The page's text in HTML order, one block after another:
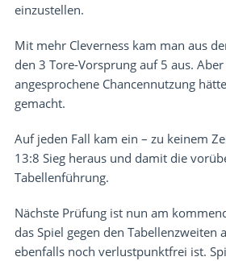
einzustellen.
Mit mehr Cleverness kam man aus
den 3 Tore-Vorsprung auf 5 aus.
angesprochene Chancennutzung
gemacht.
Auf jeden Fall kam ein – zu keinem
13:8 Sieg heraus und damit die
Tabellenführung.
Nächste Prüfung ist nun am
das Spiel gegen den Tabellenzweiten
ebenfalls noch verlustpunktfrei ist.